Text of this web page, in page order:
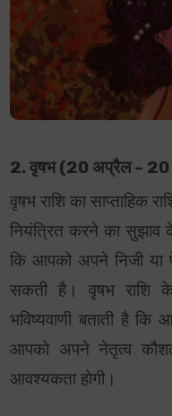
2. वृषभ (20 अप्रैल – 20
वृषभ राशि का साप्ताहिक
नियंत्रित करने का सुझाव
कि आपको अपने निजी या
सकती है। वृषभ राशि
भविष्यवाणी बताती है
आपको अपने नेतृत्व
आवश्यकता होगी।